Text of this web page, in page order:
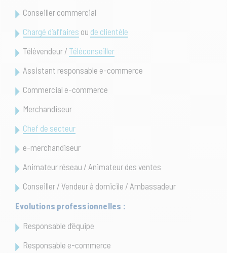
Conseiller commercial
Chargé d’affaires ou de clientèle
Télévendeur / Téléconseiller
Assistant responsable e-commerce
Commercial e-commerce
Merchandiseur
Chef de secteur
e-merchandiseur
Animateur réseau / Animateur des ventes
Conseiller / Vendeur à domicile / Ambassadeur
Evolutions professionnelles :
Responsable d’équipe
Responsable e-commerce